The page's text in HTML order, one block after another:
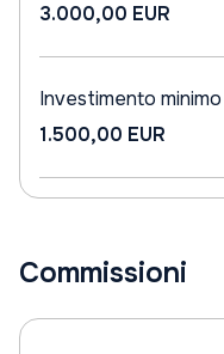
3.000,00 EUR
Investimento
1.500,00 EUR
Commissioni